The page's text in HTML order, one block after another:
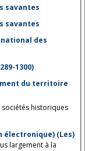
savantes
savantes
des
1300)
du territoire
historiques
électronique) (Les)
largement à la